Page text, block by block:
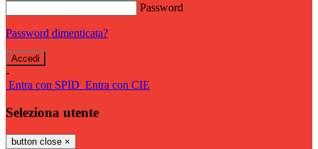
Password
Password dimenticata?
-
Entra con SPID Entra con CIE
Seleziona utente
button close ×